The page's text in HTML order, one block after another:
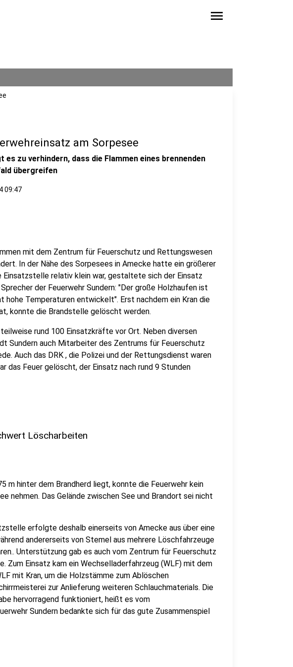
menu
am Sorpesee
es zu verhindern, dass die Flammen eines brennenden
übergreifen
09:47
mit dem Zentrum für Feuerschutz und Rettungswesen
In der Nähe des Sorpesees in Amecke hatte ein größerer
Einsatzstelle relativ klein war, gestaltete sich der Einsatz
der Feuerwehr Sundern: "Der große Holzhaufen ist
hohe Temperaturen entwickelt". Erst nachdem ein Kran die
konnte die Brandstelle gelöscht werden.
rund 100 Einsatzkräfte vor Ort. Neben diversen
Sundern auch Mitarbeiter des Zentrums für Feuerschutz
Auch das DRK , die Polizei und der Rettungsdienst waren
das Feuer gelöscht, der Einsatz nach rund 9 Stunden
Löscharbeiten
m hinter dem Brandherd liegt, konnte die Feuerwehr kein
nehmen. Das Gelände zwischen See und Brandort sei nicht
erfolgte deshalb einerseits von Amecke aus über eine
andererseits von Stemel aus mehrere Löschfahrzeuge
Unterstützung gab es auch vom Zentrum für Feuerschutz
Zum Einsatz kam ein Wechselladerfahrzeug (WLF) mit dem
mit Kran, um die Holzstämme zum Ablöschen
zur Anlieferung weiteren Schlauchmaterials. Die
hervorragend funktioniert, heißt es vom
Sundern bedankte sich für das gute Zusammenspiel